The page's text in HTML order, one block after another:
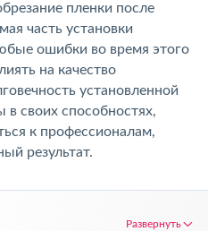
пленки после
часть установки
ошибки во время этого
на качество
установленной
в своих способностях,
к профессионалам,
результат.
Развернуть